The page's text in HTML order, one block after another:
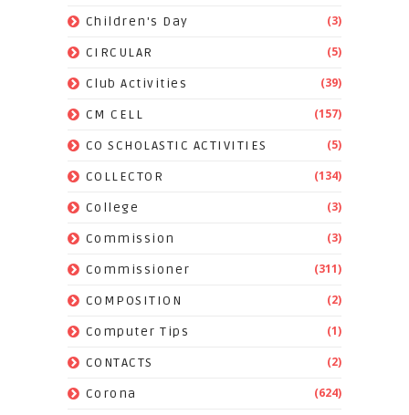
Children's Day (3)
CIRCULAR (5)
Club Activities (39)
CM CELL (157)
CO SCHOLASTIC ACTIVITIES (5)
COLLECTOR (134)
College (3)
Commission (3)
Commissioner (311)
COMPOSITION (2)
Computer Tips (1)
CONTACTS (2)
Corona (624)